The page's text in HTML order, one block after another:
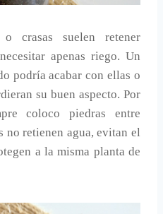
crasas suelen retener
apenas riego. Un
podría acabar con ellas o
su buen aspecto. Por
coloco piedras entre
no retienen agua, evitan el
a la misma planta de